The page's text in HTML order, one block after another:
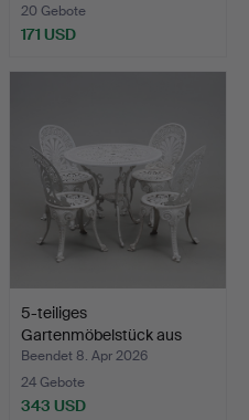
20 Gebote
171 USD
5-teiliges
Gartenmöbelstück aus
Metall, be…
Beendet 8. Apr 2026
24 Gebote
343 USD